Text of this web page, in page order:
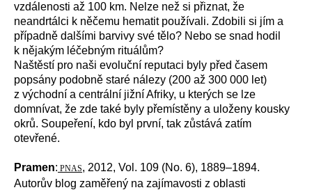
vzdálenosti až 100 km. Nelze než si přiznat, že
neandrtálci k něčemu hematit používali. Zdobili si jím a
případně dalšími barvivy své tělo? Nebo se snad hodil
k nějakým léčebným rituálům?
Naštěstí pro naši evoluční reputaci byly před časem
popsány podobně staré nálezy (200 až 300 000 let)
z východní a centrální jižní Afriky, u kterých se lze
domnívat, že zde také byly přemístěny a uloženy kousky
okrů. Soupeření, kdo byl první, tak zůstává zatím
otevřené.
Pramen: PNAS, 2012, Vol. 109 (No. 6), 1889–1894.
Autorův blog zaměřený na zajímavosti z oblasti